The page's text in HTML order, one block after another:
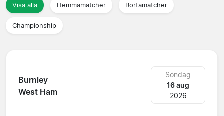
Visa alla Hemmamatcher Bortamatcher
Championship
Burnley
West Ham
Söndag
16 aug
2026